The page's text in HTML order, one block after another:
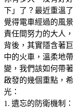
下」了？最近重溫
覺得電車經過的風
責任間努力的大人
背後，其實隱含著
中的火車，溫柔地
變，我們該如何帶
啟發的幾個重點，
光：
1. 遺忘的防衛機制